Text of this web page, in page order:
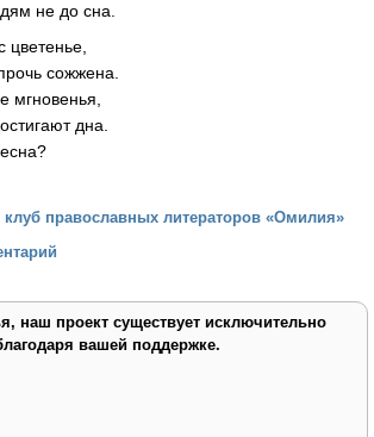
не до сна.
цветенье,
сожжена.
мгновенья,
дна.
православных литераторов «Омилия»
наш проект существует исключительно
вашей поддержке.